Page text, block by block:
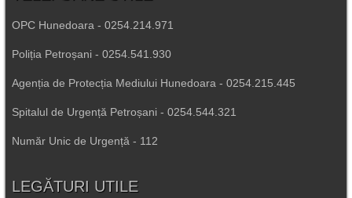
OPC Hunedoara - 0254.214.971
Poliția Petroșani - 0254.541.930
Agenția de Protecția Mediului Hunedoara - 0254.215.445
Spitalul de Urgență Petroșani - 0254.544.321
Număr Unic de Urgență - 112
LEGĂTURI UTILE